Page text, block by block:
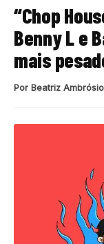
“Chop
Benny L e
mais
Por Beatriz Ambrósio